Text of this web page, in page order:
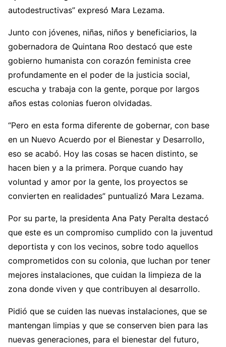
autodestructivas” expresó Mara Lezama.
Junto con jóvenes, niñas, niños y beneficiarios, la
gobernadora de Quintana Roo destacó que este
gobierno humanista con corazón feminista cree
profundamente en el poder de la justicia social,
escucha y trabaja con la gente, porque por largos
años estas colonias fueron olvidadas.
“Pero en esta forma diferente de gobernar, con base
en un Nuevo Acuerdo por el Bienestar y Desarrollo,
eso se acabó. Hoy las cosas se hacen distinto, se
hacen bien y a la primera. Porque cuando hay
voluntad y amor por la gente, los proyectos se
convierten en realidades” puntualizó Mara Lezama.
Por su parte, la presidenta Ana Paty Peralta destacó
que este es un compromiso cumplido con la juventud
deportista y con los vecinos, sobre todo aquellos
comprometidos con su colonia, que luchan por tener
mejores instalaciones, que cuidan la limpieza de la
zona donde viven y que contribuyen al desarrollo.
Pidió que se cuiden las nuevas instalaciones, que se
mantengan limpias y que se conserven bien para las
nuevas generaciones, para el bienestar del futuro,